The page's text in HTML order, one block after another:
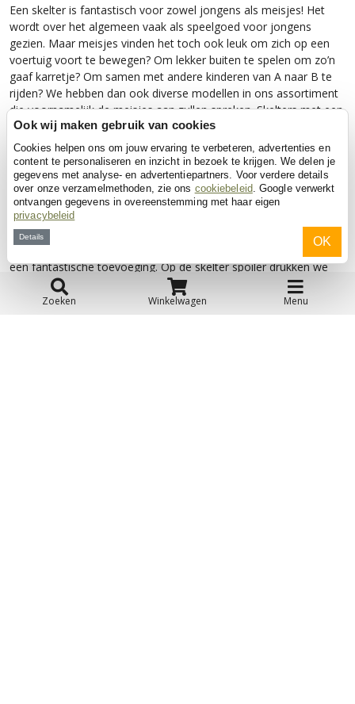
Zoeken Winkelwagen Menu
Een skelter is fantastisch voor zowel jongens als meisjes! Het
wordt over het algemeen vaak als speelgoed voor jongens
gezien. Maar meisjes vinden het toch ook leuk om zich op een
voertuig voort te bewegen? Om lekker buiten te spelen om zo’n
gaaf karretje? Om samen met andere kinderen van A naar B te
rijden? We hebben dan ook diverse modellen in ons assortiment
die voornamelijk de meisjes aan zullen spreken. Skelters met een
vleugje roze of met bloemetjes.
Unieke spoiler met naam voor Buddy
skelter
In onze shop kun je een spoiler bestellen. Maar wat is het
precies? De spoiler is van stof en kun je op de voorkant van de
skelter bevestigen. Als een soort dekje. En op deze spoiler
drukken we een naam naar keuze! Deze accessoire is uniek en
een fantastische toevoeging. Op de skelter spoiler drukken we
een naam van maximaal 10 karakters. De naam komt in witte
letters op de zwarte spoiler te staan. De spoiler is geschikt voor
de Buddy skelters van BERG. Bestel je een andere skelter en wil
Ook wij maken gebruik van cookies
Cookies helpen ons om jouw ervaring te verbeteren, advertenties en
content te personaliseren en inzicht in bezoek te krijgen. We delen je
gegevens met analyse- en advertentiepartners. Voor verdere details
over onze verzamelmethoden, zie ons cookiebeleid. Google verwerkt
ontvangen gegevens in overeenstemming met haar eigen
privacybeleid
Details OK